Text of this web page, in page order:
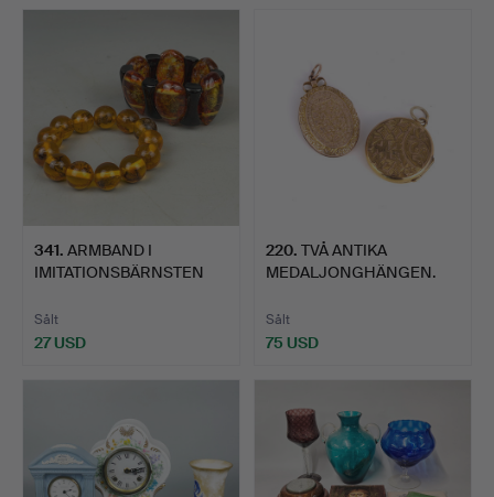
341. ARMBAND I
IMITATIONSBÄRNSTEN
Sålt
27 USD
220. TVÅ ANTIKA
MEDALJONGHÄNGEN.
Sålt
75 USD